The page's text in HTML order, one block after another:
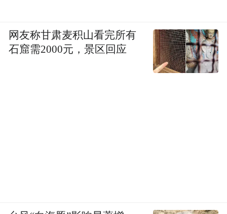
网友称甘肃麦积山看完所有
石窟需2000元，景区回应